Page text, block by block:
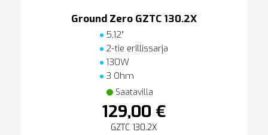
Ground Zero GZTC 130.2X
5,12″
2-tie erillissarja
130W
3 Ohm
Saatavilla
129,00 €
GZTC 130.2X